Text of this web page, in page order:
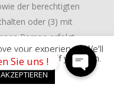
der berechtigten
oder (3) mit
Person erfolgt.
oder die Erfüllung eines
und dem
your experience. We'll
can opt-out if you wish.
AKZEPTIEREN
Whatsapp
Sie uns !